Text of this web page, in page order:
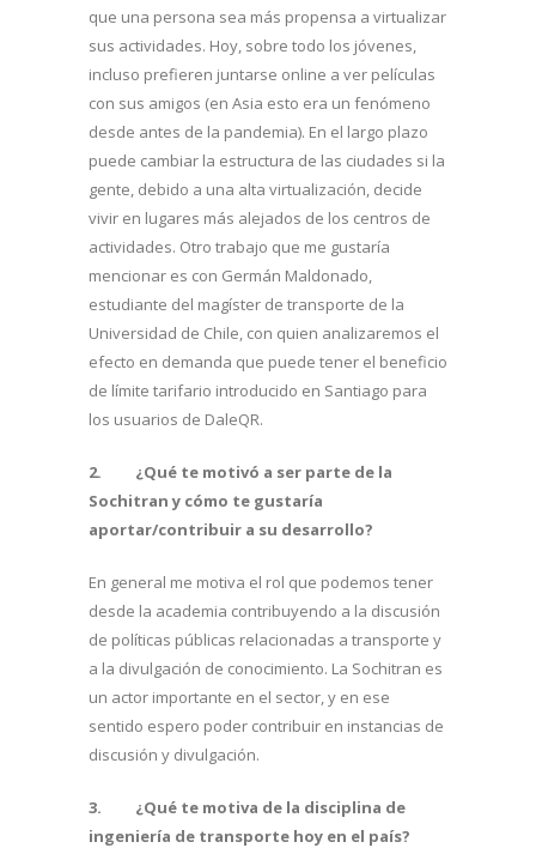
que una persona sea más propensa a virtualizar
sus actividades. Hoy, sobre todo los jóvenes,
incluso prefieren juntarse online a ver películas
con sus amigos (en Asia esto era un fenómeno
desde antes de la pandemia). En el largo plazo
puede cambiar la estructura de las ciudades si la
gente, debido a una alta virtualización, decide
vivir en lugares más alejados de los centros de
actividades. Otro trabajo que me gustaría
mencionar es con Germán Maldonado,
estudiante del magíster de transporte de la
Universidad de Chile, con quien analizaremos el
efecto en demanda que puede tener el beneficio
de límite tarifario introducido en Santiago para
los usuarios de DaleQR.
2. ¿Qué te motivó a ser parte de la
Sochitran y cómo te gustaría
aportar/contribuir a su desarrollo?
En general me motiva el rol que podemos tener
desde la academia contribuyendo a la discusión
de políticas públicas relacionadas a transporte y
a la divulgación de conocimiento. La Sochitran es
un actor importante en el sector, y en ese
sentido espero poder contribuir en instancias de
discusión y divulgación.
3. ¿Qué te motiva de la disciplina de
ingeniería de transporte hoy en el país?